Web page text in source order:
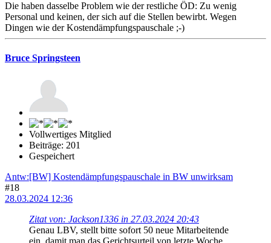
Die haben dasselbe Problem wie der restliche ÖD: Zu wenig
Personal und keinen, der sich auf die Stellen bewirbt. Wegen
Dingen wie der Kostendämpfungspauschale ;-)
Bruce Springsteen
Vollwertiges Mitglied
Beiträge: 201
Gespeichert
Antw:[BW] Kostendämpfungspauschale in BW unwirksam
#18
28.03.2024 12:36
Zitat von: Jackson1336 in 27.03.2024 20:43
Genau LBV, stellt bitte sofort 50 neue Mitarbeitende
ein, damit man das Gerichtsurteil von letzte Woche